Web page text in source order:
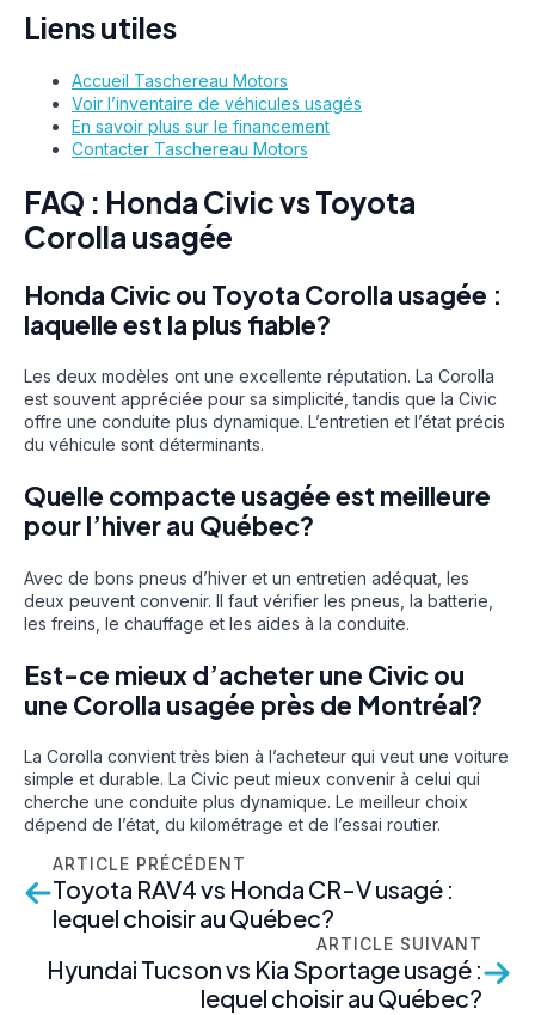
Liens utiles
Accueil Taschereau Motors
Voir l’inventaire de véhicules usagés
En savoir plus sur le financement
Contacter Taschereau Motors
FAQ : Honda Civic vs Toyota
Corolla usagée
Honda Civic ou Toyota Corolla usagée :
laquelle est la plus fiable?
Les deux modèles ont une excellente réputation. La Corolla
est souvent appréciée pour sa simplicité, tandis que la Civic
offre une conduite plus dynamique. L’entretien et l’état précis
du véhicule sont déterminants.
Quelle compacte usagée est meilleure
pour l’hiver au Québec?
Avec de bons pneus d’hiver et un entretien adéquat, les
deux peuvent convenir. Il faut vérifier les pneus, la batterie,
les freins, le chauffage et les aides à la conduite.
Est-ce mieux d’acheter une Civic ou
une Corolla usagée près de Montréal?
La Corolla convient très bien à l’acheteur qui veut une voiture
simple et durable. La Civic peut mieux convenir à celui qui
cherche une conduite plus dynamique. Le meilleur choix
dépend de l’état, du kilométrage et de l’essai routier.
ARTICLE PRÉCÉDENT
Toyota RAV4 vs Honda CR-V usagé :
lequel choisir au Québec?
ARTICLE SUIVANT
Hyundai Tucson vs Kia Sportage usagé :
lequel choisir au Québec?